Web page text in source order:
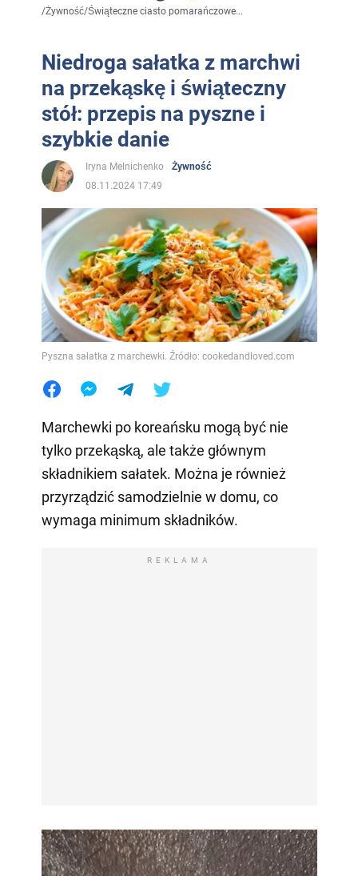
/Żywność/Świąteczne ciasto pomarańczowe...
Niedroga sałatka z marchwi
na przekąskę i świąteczny
stół: przepis na pyszne i
szybkie danie
Iryna Melnichenko
Żywność
08.11.2024 17:49
Pyszna sałatka z marchewki. Źródło: cookedandloved.com
Marchewki po koreańsku mogą być nie
tylko przekąską, ale także głównym
składnikiem sałatek. Można je również
przyrządzić samodzielnie w domu, co
wymaga minimum składników.
REKLAMA